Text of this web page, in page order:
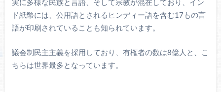
実に多様な民族と言語、そして宗教が混在しており、イン
ド紙幣には、公用語とされるヒンディー語を含む17もの言
語が印刷されていることも知られています。
議会制民主主義を採用しており、有権者の数は8億人と、こ
ちらは世界最多となっています。